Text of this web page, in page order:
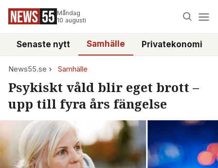
Måndag
10 augusti
Senaste nytt Samhälle Privatekonomi
News55.se Samhälle
Psykiskt våld blir eget brott –
upp till fyra års fängelse